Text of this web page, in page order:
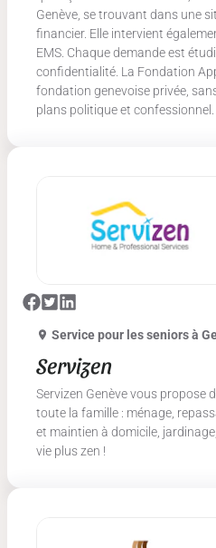
Genève, se trouvant dans une
financier. Elle intervient
EMS. Chaque demande est
confidentialité. La Fondation
fondation genevoise privée,
plans politique et confessionnel.
Service pour les seniorsà
Servizen
Servizen Genève vous propose
toute la famille : ménage,
et maintien à domicile,
vie plus zen !